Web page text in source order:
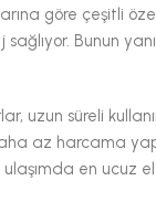
göre çeşitli
Bunun
uzun süreli
az harcama
en ucuz